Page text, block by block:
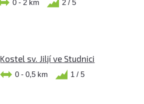
0 - 2 km 2 / 5
Kostel sv. Jiljí ve Studnici
0 - 0,5 km 1 / 5